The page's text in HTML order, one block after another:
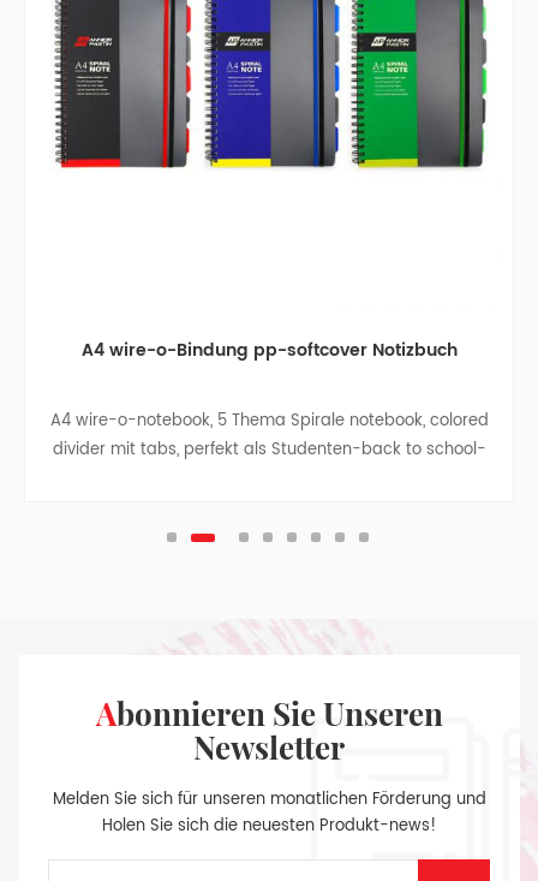
A4 wire-o-Bindung pp-softcover Notizbuch
A4 wire-o-notebook, 5 Thema Spirale notebook, colored
divider mit tabs, perfekt als Studenten-back to school-
Abonnieren Sie Unseren
Newsletter
Melden Sie sich für unseren monatlichen Förderung und
Holen Sie sich die neuesten Produkt-news!